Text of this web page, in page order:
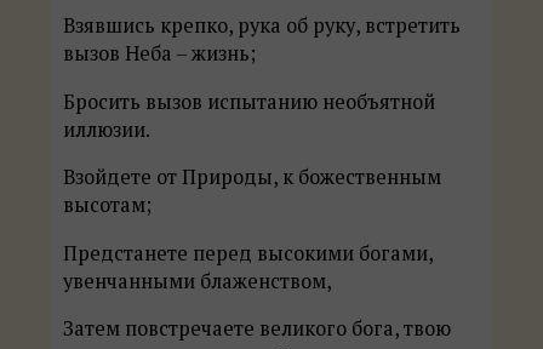
Взявшись крепко, рука об руку, встретить
вызов Неба – жизнь;
Бросить вызов испытанию необъятной
иллюзии.
Взойдете от Природы, к божественным
высотам;
Предстанете перед высокими богами,
увенчанными блаженством,
Затем повстречаете великого бога, твою